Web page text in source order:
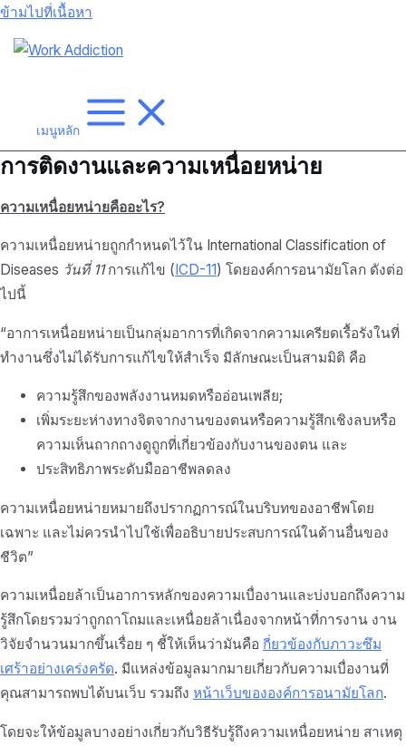
ข้ามไปที่เนื้อหา
เมนูหลัก
การติดงานและความเหนื่อยหน่าย
ความเหนื่อยหน่ายคืออะไร?
ความเหนื่อยหน่ายถูกกำหนดไว้ใน International Classification of
Diseases วันที่ 11การแก้ไข (ICD-11) โดยองค์การอนามัยโลก ดังต่อ
ไปนี้
“อาการเหนื่อยหน่ายเป็นกลุ่มอาการที่เกิดจากความเครียดเรื้อรังในที่
ทำงานซึ่งไม่ได้รับการแก้ไขให้สำเร็จ มีลักษณะเป็นสามมิติ คือ
ความรู้สึกของพลังงานหมดหรืออ่อนเพลีย;
เพิ่มระยะห่างทางจิตจากงานของตนหรือความรู้สึกเชิงลบหรือ
ความเห็นถากถางดูถูกที่เกี่ยวข้องกับงานของตน และ
ประสิทธิภาพระดับมืออาชีพลดลง
ความเหนื่อยหน่ายหมายถึงปรากฏการณ์ในบริบทของอาชีพโดย
เฉพาะ และไม่ควรนำไปใช้เพื่ออธิบายประสบการณ์ในด้านอื่นของ
ชีวิต”
ความเหนื่อยล้าเป็นอาการหลักของความเบื่องานและบ่งบอกถึงความ
รู้สึกโดยรวมว่าถูกถาโถมและเหนื่อยล้าเนื่องจากหน้าที่การงาน งาน
วิจัยจำนวนมากขึ้นเรื่อย ๆ ชี้ให้เห็นว่ามันคือ กี่ยวข้องกับภาวะซึม
เศร้าอย่างเคร่งครัด. มีแหล่งข้อมูลมากมายเกี่ยวกับความเบื่องานที่
คุณสามารถพบได้บนเว็บ รวมถึง หน้าเว็บขององค์การอนามัยโลก.
โดยจะให้ข้อมูลบางอย่างเกี่ยวกับวิธีรับรู้ถึงความเหนื่อยหน่าย สาเหตุ